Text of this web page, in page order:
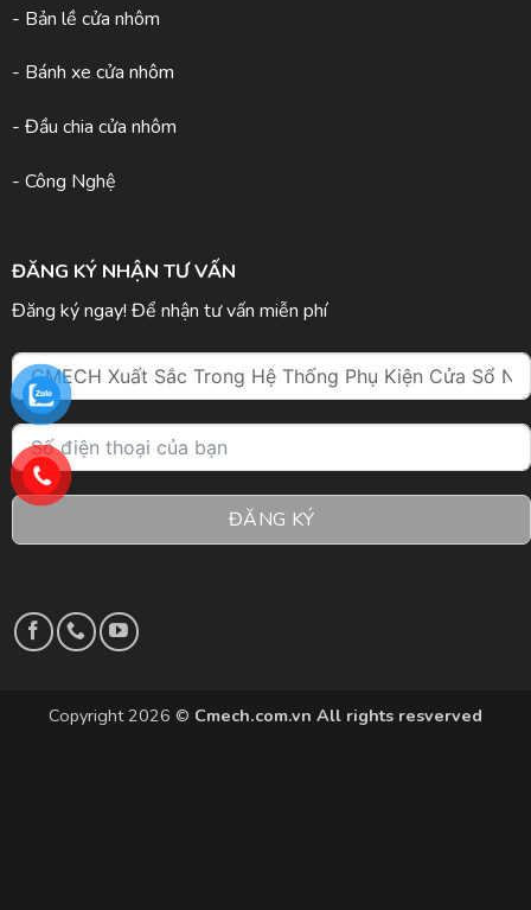
- Bản lề cửa nhôm
- Bánh xe cửa nhôm
- Đầu chia cửa nhôm
- Công Nghệ
ĐĂNG KÝ NHẬN TƯ VẤN
Đăng ký ngay! Để nhận tư vấn miễn phí
ĐĂNG KÝ
Copyright 2026 © Cmech.com.vn All rights resverved